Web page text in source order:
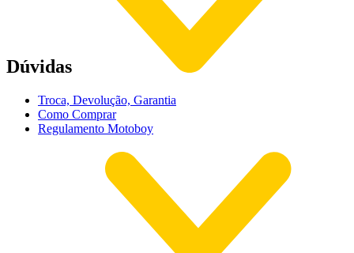
Dúvidas
Troca, Devolução, Garantia
Como Comprar
Regulamento Motoboy